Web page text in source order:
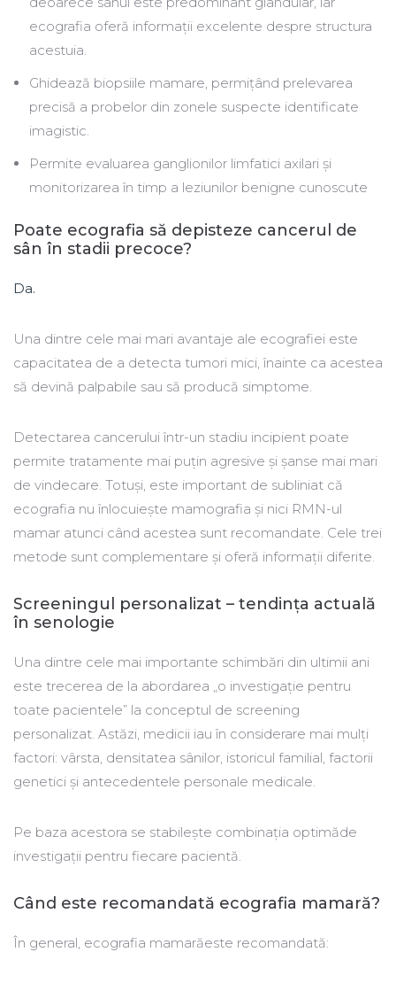
ecografia oferă informații excelente despre structura
acestuia.
Ghidează biopsiile mamare, permițând prelevarea
precisă a probelor din zonele suspecte identificate
imagistic.
Permite evaluarea ganglionilor limfatici axilari și
monitorizarea în timp a leziunilor benigne cunoscute
Poate ecografia să depisteze cancerul de
sân în stadii precoce?
Da.
Una dintre cele mai mari avantaje ale ecografiei este
capacitatea de a detecta tumori mici, înainte ca acestea
să devină palpabile sau să producă simptome.
Detectarea cancerului într-un stadiu incipient poate
permite tratamente mai puțin agresive și șanse mai mari
de vindecare. Totuși, este important de subliniat că
ecografia nu înlocuiește mamografia și nici RMN-ul
mamar atunci când acestea sunt recomandate. Cele trei
metode sunt complementare și oferă informații diferite.
Screeningul personalizat – tendința actuală
în senologie
Una dintre cele mai importante schimbări din ultimii ani
este trecerea de la abordarea „o investigație pentru
toate pacientele” la conceptul de screening
personalizat. Astăzi, medicii iau în considerare mai mulți
factori: vârsta, densitatea sânilor, istoricul familial, factorii
genetici și antecedentele personale medicale.
Pe baza acestora se stabilește combinația optimăde
investigații pentru fiecare pacientă.
Când este recomandată ecografia mamară?
În general, ecografia mamarăeste recomandată: